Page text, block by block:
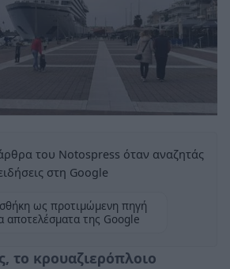
του Notospress όταν αναζητάς
στη Google
ως προτιμώμενη πηγή
αποτελέσματα της Google
το κρουαζιερόπλοιο